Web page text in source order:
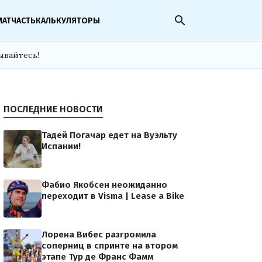
КАЛЬКУЛЯТОРЫ search
ПОСЛЕДНИЕ НОВОСТИ
Тадей Погачар едет на Вуэльту
Испании!
Фабио Якобсен неожиданно
переходит в Visma | Lease a Bike
Лорена Вибес разгромила
соперниц в спринте на втором
этапе Тур де Франс Фамм